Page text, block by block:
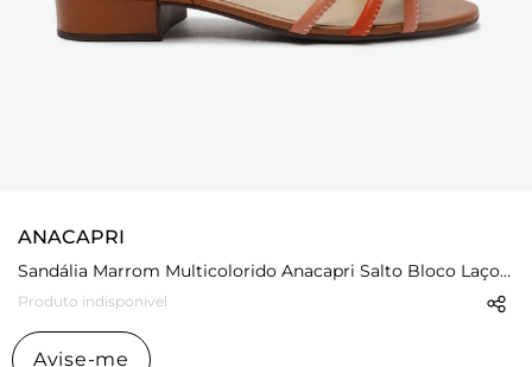
ANACAPRI
Sandália Marrom Multicolorido Anacapri Salto Bloco Laço Pespontos
Produto indisponível
Avise-me